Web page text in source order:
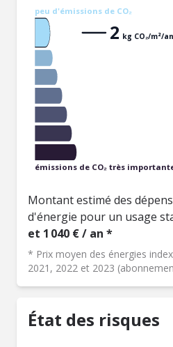
peu d'émissions de CO₂
émissions de CO₂ très
2 kg CO₂/m²/an
Montant estimé des
d'énergie pour un usage
et 1 040 € / an *
* Prix moyen des énergies
2021, 2022 et 2023
État des risques